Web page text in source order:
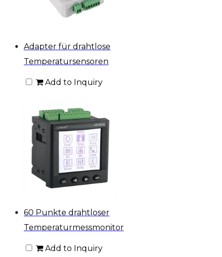
Adapter für drahtlose
Temperatursensoren
Add to Inquiry
60 Punkte drahtloser
Temperaturmessmonitor
Add to Inquiry